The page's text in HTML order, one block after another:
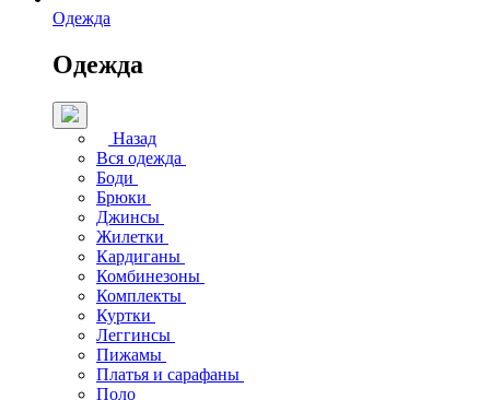
Одежда
Одежда
Назад
Вся одежда
Боди
Брюки
Джинсы
Жилетки
Кардиганы
Комбинезоны
Комплекты
Куртки
Леггинсы
Пижамы
Платья и сарафаны
Поло